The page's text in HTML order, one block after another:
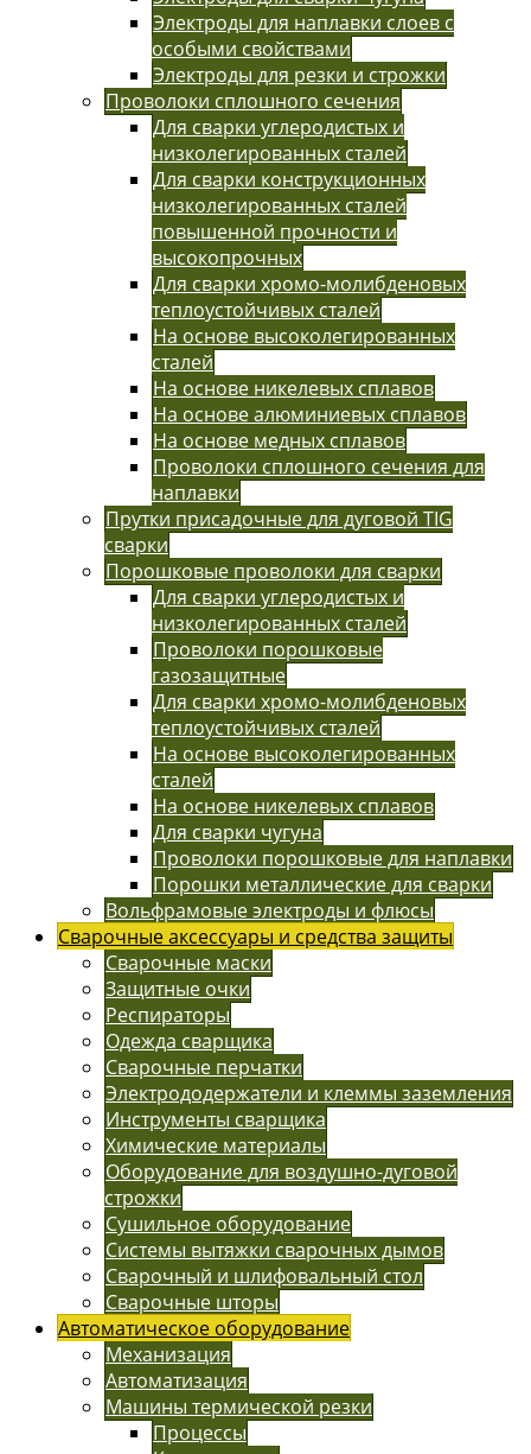
Электроды для наплавки слоев с
особыми свойствами
Электроды для резки и строжки
Проволоки сплошного сечения
Для сварки углеродистых и
низколегированных сталей
Для сварки конструкционных
низколегированных сталей
повышенной прочности и
высокопрочных
Для сварки хромо-молибденовых
теплоустойчивых сталей
На основе высоколегированных
сталей
На основе никелевых сплавов
На основе алюминиевых сплавов
На основе медных сплавов
Проволоки сплошного сечения для
наплавки
Прутки присадочные для дуговой TIG
сварки
Порошковые проволоки для сварки
Для сварки углеродистых и
низколегированных сталей
Проволоки порошковые
газозащитные
Для сварки хромо-молибденовых
теплоустойчивых сталей
На основе высоколегированных
сталей
На основе никелевых сплавов
Для сварки чугуна
Проволоки порошковые для наплавки
Порошки металлические для сварки
Вольфрамовые электроды и флюсы
Сварочные аксессуары и средства защиты
Сварочные маски
Защитные очки
Респираторы
Одежда сварщика
Сварочные перчатки
Электрододержатели и клеммы заземления
Инструменты сварщика
Химические материалы
Оборудование для воздушно-дуговой
строжки
Сушильное оборудование
Системы вытяжки сварочных дымов
Сварочный и шлифовальный стол
Сварочные шторы
Автоматическое оборудование
Механизация
Автоматизация
Машины термической резки
Процессы